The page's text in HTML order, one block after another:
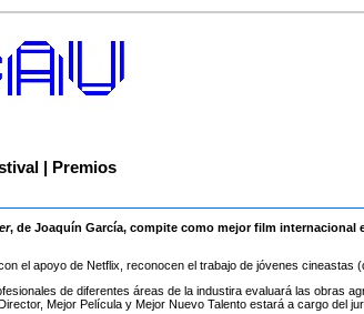
| Premios
, de Joaquín García, compite como mejor film internacional
el apoyo de Netflix, reconocen el trabajo de jóvenes cineastas
de diferentes áreas de la industira evaluará las obras
Mejor Película y Mejor Nuevo Talento estará a cargo del